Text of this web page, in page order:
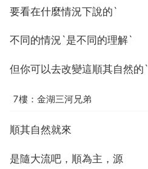
要看在什麼情況下說的`
不同的情況`是不同的理解`
但你可以去改變這順其自然的`
7樓：金湖三河兄弟
順其自然就來
是隨大流吧，順為主，源